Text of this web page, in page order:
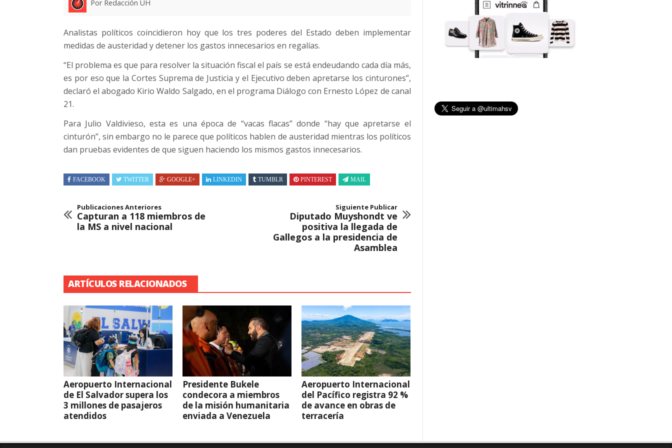
Por Redacción UH
Analistas políticos coincidieron hoy que los tres poderes del Estado deben implementar
medidas de austeridad y detener los gastos innecesarios en regalías.
“El problema es que para resolver la situación fiscal el país se está endeudando cada día más,
es por eso que la Cortes Suprema de Justicia y el Ejecutivo deben apretarse los cinturones”,
declaró el abogado Kirio Waldo Salgado, en el programa Diálogo con Ernesto López de canal
21.
Para Julio Valdivieso, esta es una época de “vacas flacas” donde “hay que apretarse el
cinturón”, sin embargo no le parece que políticos hablen de austeridad mientras los políticos
dan pruebas evidentes de que siguen haciendo los mismos gastos innecesarios.
FACEBOOK TWITTER GOOGLE+ LINKEDIN TUMBLR PINTEREST MAIL
Publicaciones Anteriores
Capturan a 118 miembros de
la MS a nivel nacional
Siguiente Publicar
Diputado Muyshondt ve
positiva la llegada de
Gallegos a la presidencia de
Asamblea
ARTÍCULOS RELACIONADOS
Aeropuerto Internacional
de El Salvador supera los
3 millones de pasajeros
atendidos
Presidente Bukele
condecora a miembros
de la misión humanitaria
enviada a Venezuela
Aeropuerto Internacional
del Pacífico registra 92 %
de avance en obras de
terracería